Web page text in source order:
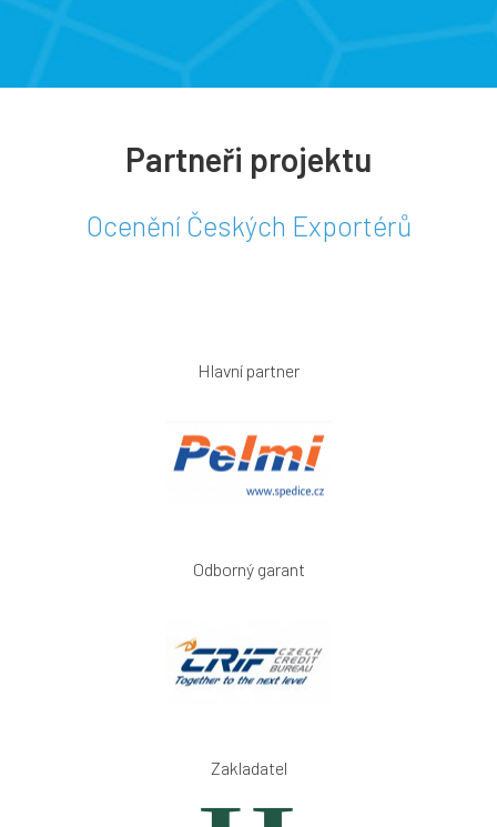
Partneři projektu
Ocenění Českých Exportérů
Hlavní partner
Odborný garant
Zakladatel